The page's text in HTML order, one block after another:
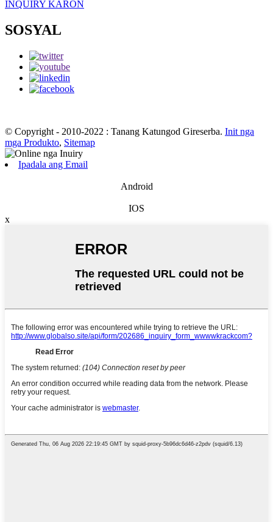
INQUIRY KARON
SOSYAL
© Copyright - 2010-2022 : Tanang Katungod Gireserba. Init nga
mga Produkto, Sitemap
Ipadala ang Email
Android
IOS
x